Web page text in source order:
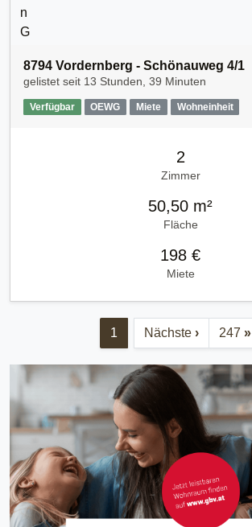
8794 Vordernberg - Schönauweg 4/1
gelistet seit 13 Stunden, 39 Minuten
Verfügbar OEWG Miete Wohneinheit
2
Zimmer
50,50 m²
Fläche
198 €
Miete
1 Nächste › 247 »